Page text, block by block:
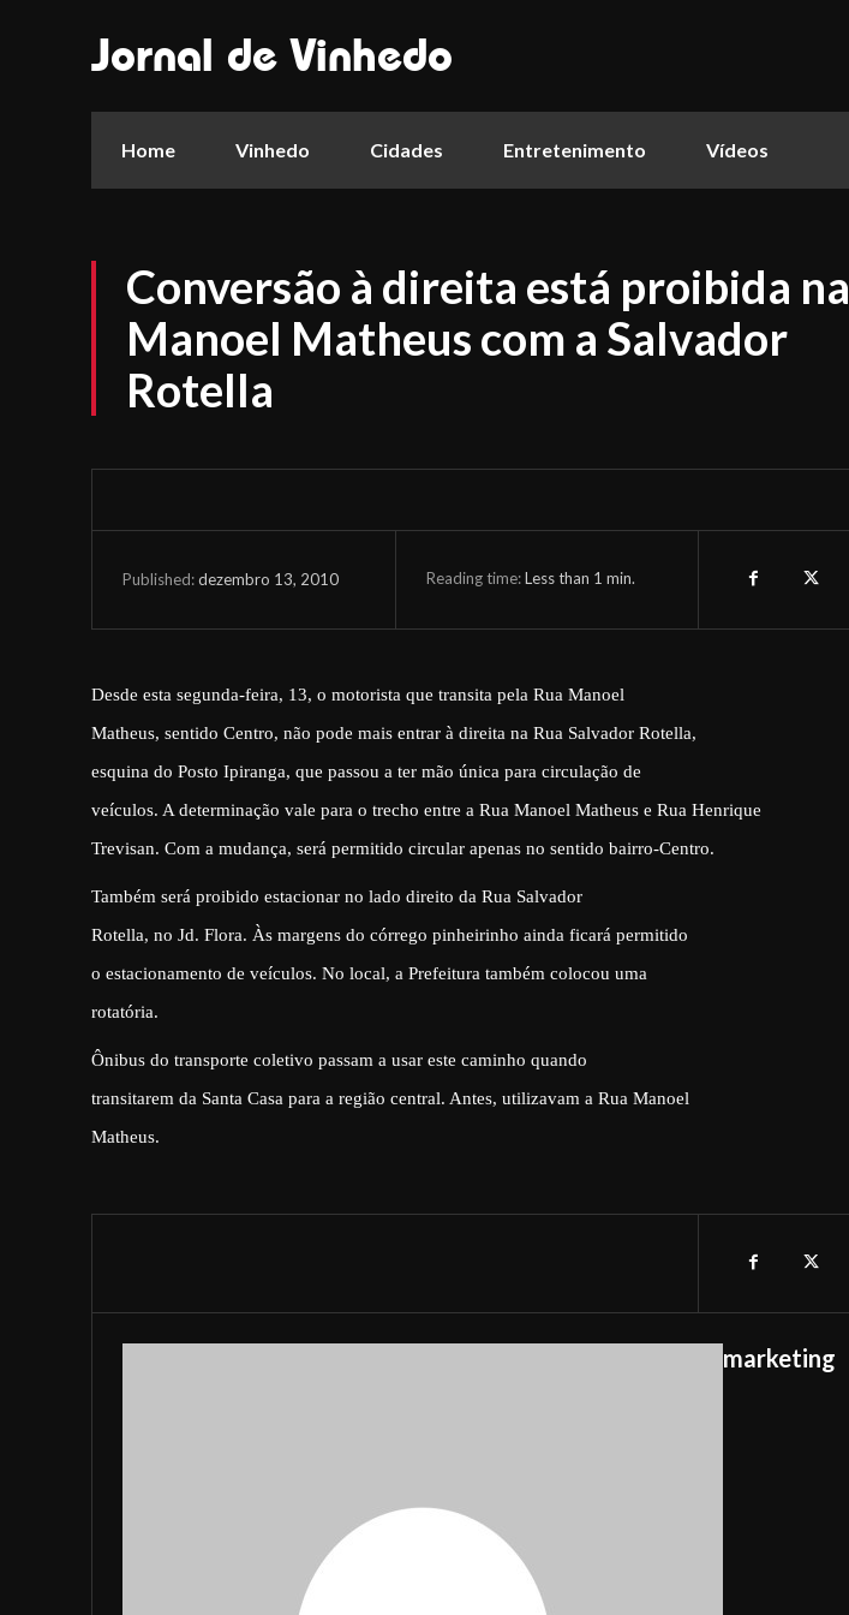
Jornal de Vinhedo
Home Vinhedo Cidades Entretenimento Vídeos
Conversão à direita está proibida na
Manoel Matheus com a Salvador
Rotella
Published:dezembro 13, 2010 Reading time:Less than 1 min.
Desde esta segunda-feira, 13, o motorista que transita pela Rua Manoel
Matheus, sentido Centro, não pode mais entrar à direita na Rua Salvador Rotella,
esquina do Posto Ipiranga, que passou a ter mão única para circulação de
veículos. A determinação vale para o trecho entre a Rua Manoel Matheus e Rua Henrique
Trevisan. Com a mudança, será permitido circular apenas no sentido bairro-Centro.
Também será proibido estacionar no lado direito da Rua Salvador
Rotella, no Jd. Flora. Às margens do córrego pinheirinho ainda ficará permitido
o estacionamento de veículos. No local, a Prefeitura também colocou uma
rotatória.
Ônibus do transporte coletivo passam a usar este caminho quando
transitarem da Santa Casa para a região central. Antes, utilizavam a Rua Manoel
Matheus.
marketing